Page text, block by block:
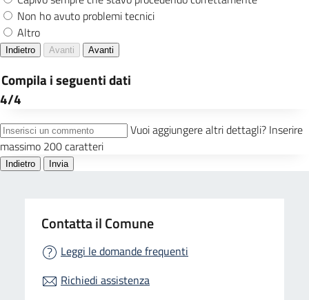
Contatta il Comune
Leggi le domande frequenti
Richiedi assistenza